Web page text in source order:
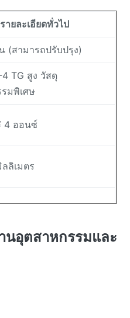
รายละเอียดทั่วไป
(สามารถปรับปรุง)
4 TG สูง วัสดุ
มพิเศษ
4 ออนซ์
ลิเมตร
การประกอบผสม
+85°C (หรือตามความ
นอุตสาหกรรมและ